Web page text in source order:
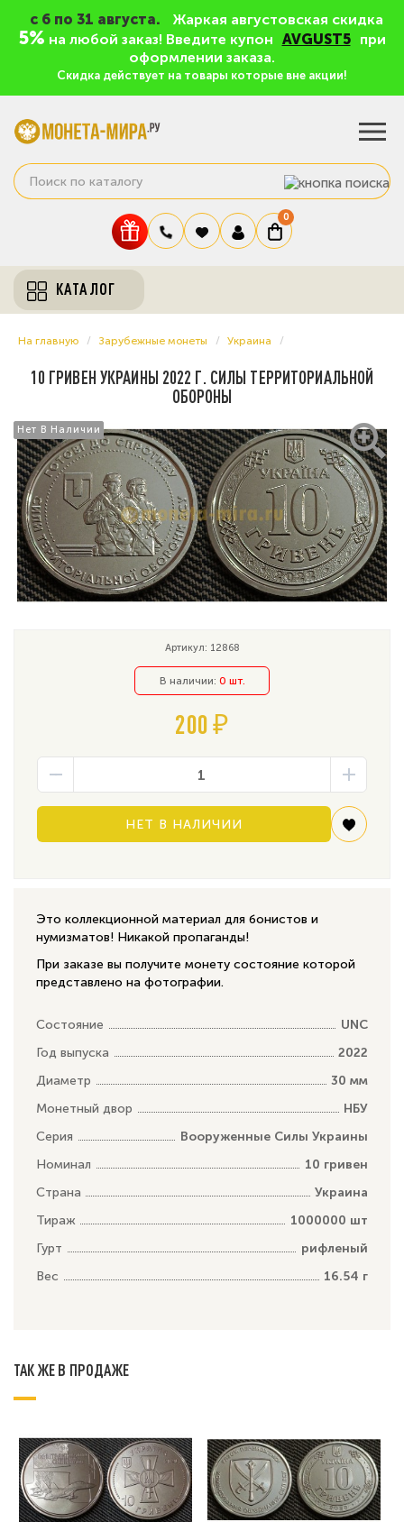
c 6 по 31 августа. Жаркая августовская скидка
5% на любой заказ! Введите купон AVGUST5
при
оформлении заказа.
Скидка действует на товары которые вне акции!
0
КАТАЛОГ
На главную Зарубежные монеты Украина
10 ГРИВЕН УКРАИНЫ 2022 Г. СИЛЫ ТЕРРИТОРИАЛЬНОЙ
ОБОРОНЫ
Нет В Наличии
Нет В Наличии
Артикул: 12868
В наличии: 0 шт.
200 ₽
НЕТ В НАЛИЧИИ
Это коллекционной материал для бонистов и
нумизматов! Никакой пропаганды!
При заказе вы получите монету состояние которой
представлено на фотографии.
Состояние
UNC
Год выпуска
2022
Диаметр
30 мм
Монетный двор
НБУ
Серия
Вооруженные Силы Украины
Номинал
10 гривен
Страна
Украина
Тираж
1000000 шт
Гурт
рифленый
Вес
16.54 г
ТАК ЖЕ В ПРОДАЖЕ